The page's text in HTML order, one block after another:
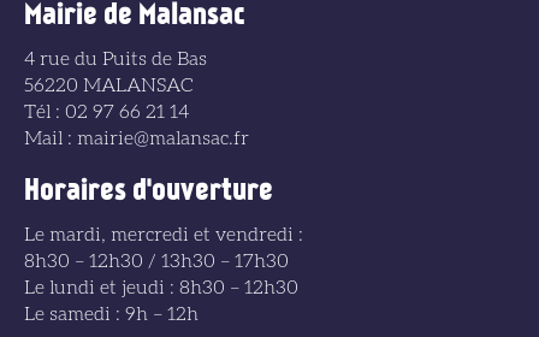
Mairie de Malansac
4 rue du Puits de Bas
56220 MALANSAC
Tél : 02 97 66 21 14
Mail : mairie@malansac.fr
Horaires d'ouverture
Le mardi, mercredi et vendredi :
8h30 – 12h30 / 13h30 – 17h30
Le lundi et jeudi : 8h30 – 12h30
Le samedi : 9h – 12h